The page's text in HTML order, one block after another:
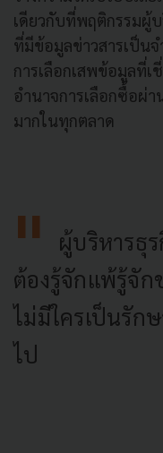
เดียวกับที่พฤติกรรมผู้
ที่มีข้อมูลข่าวสารเป็น
การเลือกเสพข้อมูลที่
อำนาจการเลือกซื้อผ่
มากในทุกตลาด
ผู้บริหารธุ
ต้องรู้จักแพ้รู้จัก
ไม่มีใครเป็นรัก
ไป